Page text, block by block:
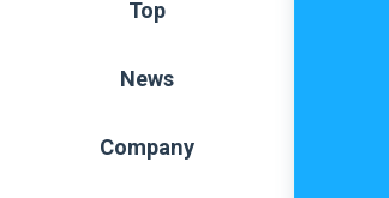
Top
News
Company